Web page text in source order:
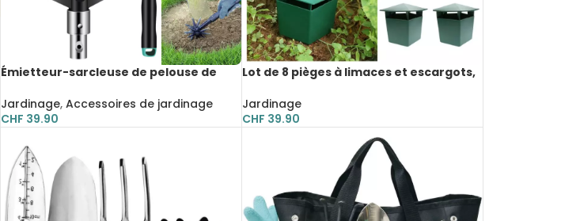
Émietteur-sarcleuse de pelouse de
Jardinage, Accessoires de jardinage
CHF 39.90
Lot de 8 pièges à limaces et escargots,
Jardinage
CHF 39.90